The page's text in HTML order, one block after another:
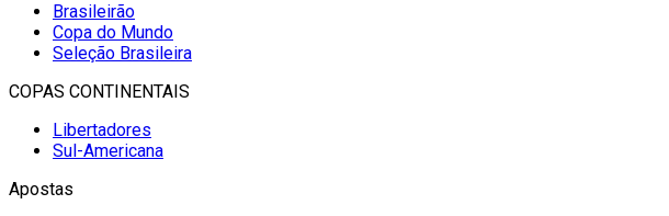
Brasileirão
Copa do Mundo
Seleção Brasileira
COPAS CONTINENTAIS
Libertadores
Sul-Americana
Apostas